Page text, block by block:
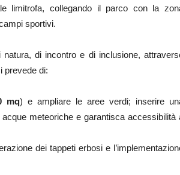
limitrofa, collegando il parco con la
sportivi.
di incontro e di inclusione,
prevede di:
mq) e ampliare le aree verdi; inserire
meteoriche e garantisca accessibilità
dei tappeti erbosi e